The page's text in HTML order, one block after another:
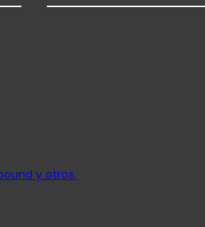
y otros.